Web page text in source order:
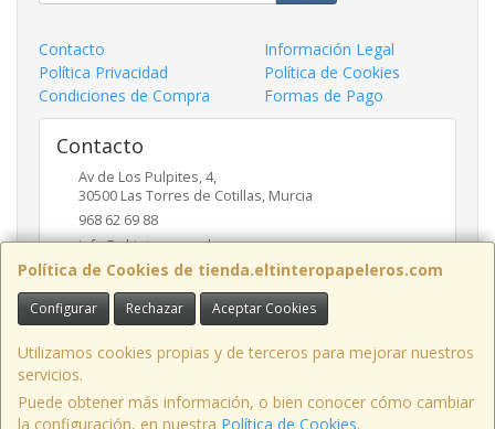
Política de Cookies de tienda.eltinteropapeleros.com
Configurar Rechazar Aceptar Cookies
Utilizamos cookies propias y de terceros para mejorar nuestros
servicios.
Puede obtener más información, o bien conocer cómo cambiar
la configuración, en nuestra Política de Cookies.
Contacto
Información Legal
Política Privacidad
Política de Cookies
Condiciones de Compra
Formas de Pago
Contacto
Av de Los Pulpites, 4,
30500 Las Torres de Cotillas, Murcia
968 62 69 88
info@eltinteropapeleros.com
Horario
8:00 a 14:00 - 17:00 a 20:30